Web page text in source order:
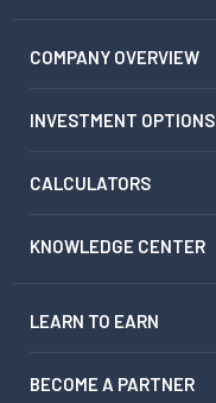
COMPANY OVERVIEW
INVESTMENT OPTIONS
CALCULATORS
KNOWLEDGE CENTER
LEARN TO EARN
BECOME A PARTNER